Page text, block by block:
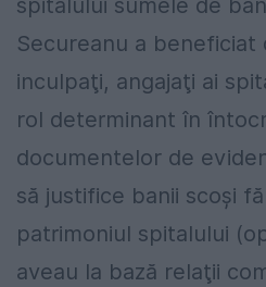
spitalului sumele de
Secureanu a
inculpaţi, angajaţi ai
rol determinant în
documentelor de
să justifice banii scoşi
patrimoniul spitalului
aveau la bază relaţii